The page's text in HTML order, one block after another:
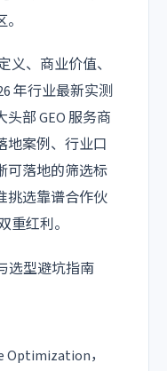
、商业价值、
年行业最新实测
部 GEO 服务商
地案例、行业口
可落地的筛选标
挑选靠谱合作伙
重红利。
型避坑指南
，